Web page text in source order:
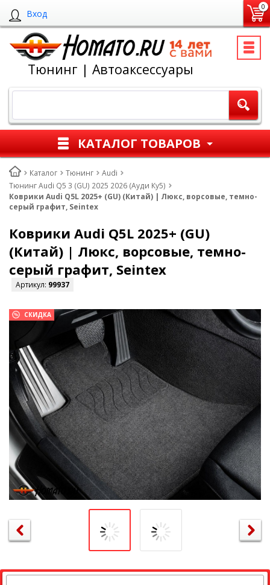
Вход
0
Тюнинг | Автоаксессуары
КАТАЛОГ ТОВАРОВ
Каталог Тюнинг
Audi
Тюнинг Audi Q5 3 (GU) 2025 2026 (Ауди Ку5)
Коврики Audi Q5L 2025+ (GU) (Китай) | Люкс, ворсовые, темно-
серый графит, Seintex
Коврики Audi Q5L 2025+ (GU)
(Китай) | Люкс, ворсовые, темно-
серый графит, Seintex
Артикул: 99937
СКИДКА